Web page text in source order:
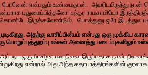
போனேன் என்பதும் உண்மைதான்.
சுந்தர ராமசாமியோ
இருக்கவேண்டும். பொத்துனு ஒரே இடத்துல புளி
அதற்கு வாசிப்பின்பம் என்பது ஒரு
உங்கள் அனைத்து
ஒரு fatalyst மனநிலை இருப்பதாக நான்
என்றால் அது அந்த கதாபாத்திரங்களின்